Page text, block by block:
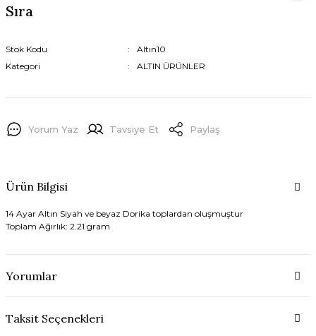
Sıra
Stok Kodu
Altın10
Kategori
ALTIN ÜRÜNLER
Yorum Yaz Tavsiye Et Paylaş
Ürün Bilgisi
14 Ayar Altın Siyah ve beyaz Dorika toplardan oluşmuştur
Toplam Ağırlık: 2.21 gram
Yorumlar
Taksit Seçenekleri